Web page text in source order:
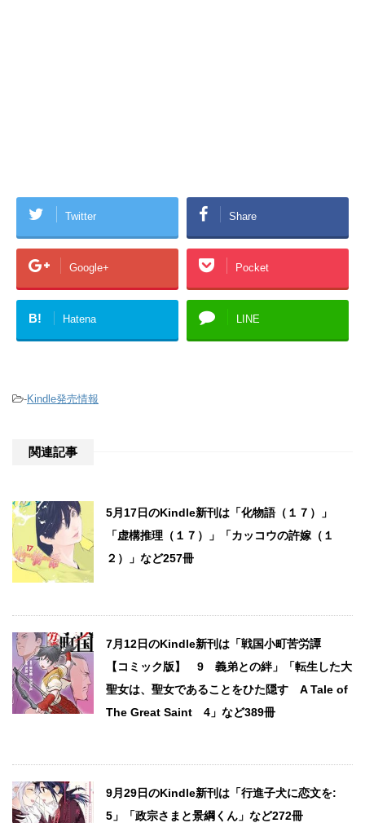
Twitter Share
Google+ Pocket
B! Hatena LINE
-Kindle発売情報
関連記事
5月17日のKindle新刊は「化物語（１７）」
「虚構推理（１７）」「カッコウの許嫁（１
２）」など257冊
7月12日のKindle新刊は「戦国小町苦労譚
【コミック版】 9 義弟との絆」「転生した大
聖女は、聖女であることをひた隠す A Tale of
The Great Saint 4」など389冊
9月29日のKindle新刊は「行進子犬に恋文を:
5」「政宗さまと景綱くん」など272冊